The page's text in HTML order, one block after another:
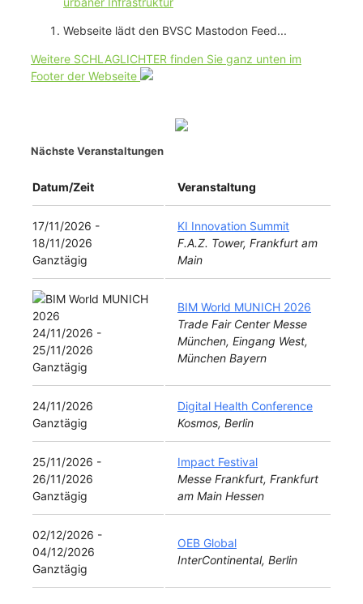
Webseite lädt den BVSC Mastodon Feed...
Weitere SCHLAGLICHTER finden Sie ganz unten im
Footer der Webseite
Nächste Veranstaltungen
Datum/Zeit Veranstaltung
17/11/2026 -
18/11/2026
Ganztägig
KI Innovation Summit
F.A.Z. Tower, Frankfurt am
Main
24/11/2026 -
25/11/2026
Ganztägig
BIM World MUNICH 2026
Trade Fair Center Messe
München, Eingang West,
München Bayern
24/11/2026
Ganztägig
Digital Health Conference
Kosmos, Berlin
25/11/2026 -
26/11/2026
Ganztägig
Impact Festival
Messe Frankfurt, Frankfurt
am Main Hessen
02/12/2026 -
04/12/2026
Ganztägig
OEB Global
InterContinental, Berlin